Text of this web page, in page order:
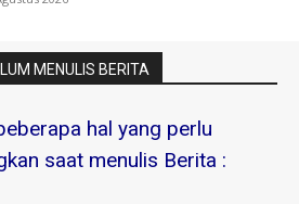
MENULIS BERITA
hal yang perlu
saat menulis Berita :